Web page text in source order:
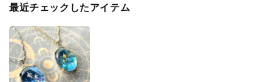
最近チェックしたアイテム